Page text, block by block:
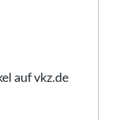
auf vkz.de